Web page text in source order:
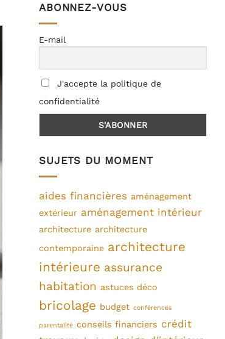
ABONNEZ-VOUS
E-mail
J'accepte la politique de
confidentialité
SUJETS DU MOMENT
aides financières aménagement
extérieur aménagement intérieur
architecture architecture
contemporaine architecture
intérieure assurance
habitation astuces déco
bricolage budget conférences
parentalité conseils financiers crédit